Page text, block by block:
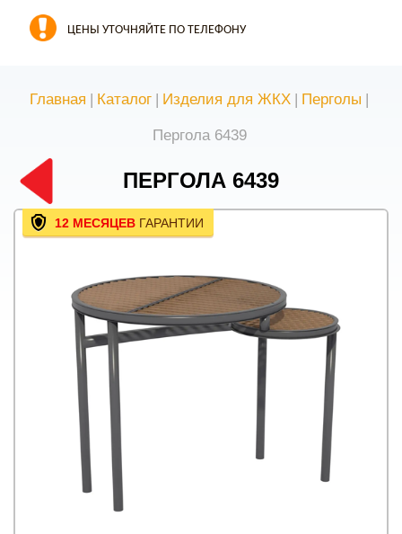
ЦЕНЫ УТОЧНЯЙТЕ ПО ТЕЛЕФОНУ
Главная | Каталог | Изделия для ЖКХ | Перголы |
Пергола 6439
ПЕРГОЛА 6439
12 МЕСЯЦЕВ ГАРАНТИИ